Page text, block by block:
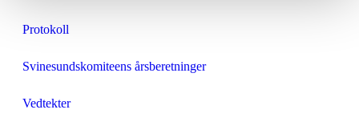
Protokoll
Svinesundskomiteens årsberetninger
Vedtekter